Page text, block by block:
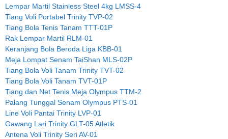
Lempar Martil Stainless Steel 4kg LMSS-4
Tiang Voli Portabel Trinity TVP-02
Tiang Bola Tenis Tanam TTT-01P
Rak Lempar Martil RLM-01
Keranjang Bola Beroda Liga KBB-01
Meja Lompat Senam TaiShan MLS-02P
Tiang Bola Voli Tanam Trinity TVT-02
Tiang Bola Voli Tanam TVT-01P
Tiang dan Net Tenis Meja Olympus TTM-2
Palang Tunggal Senam Olympus PTS-01
Line Voli Pantai Trinity LVP-01
Gawang Lari Trinity GLT-05 Atletik
Antena Voli Trinity Seri AV-01